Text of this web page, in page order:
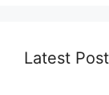
Latest